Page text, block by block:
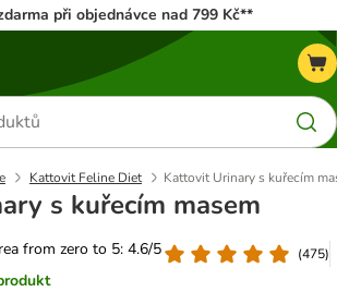
při objednávce nad 799 Kč**
Kattovit Feline Diet Kattovit Urinary s kuřecím
s kuřecím masem
from zero to 5: 4.6/5
(475)